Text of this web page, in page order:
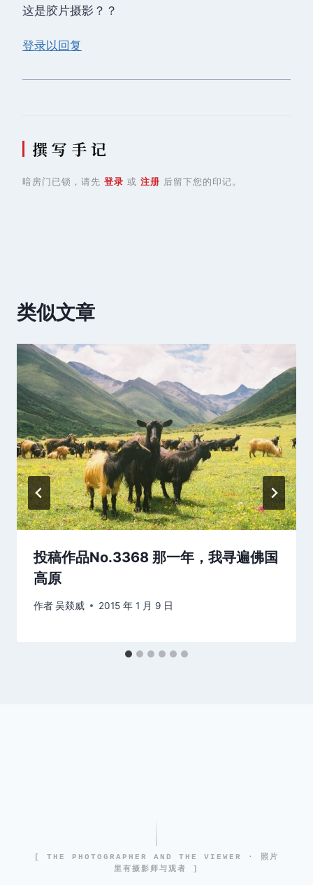
这是胶片摄影？？
登录以回复
撰 写 手 记
暗房门已锁，请先 登录 或 注册 后留下您的印记。
类似文章
投稿作品No.3368 那一年，我寻遍佛国
高原
作者吴燚威 2015 年 1 月 9 日
[ THE PHOTOGRAPHER AND THE VIEWER · 照片
里有摄影师与观者 ]